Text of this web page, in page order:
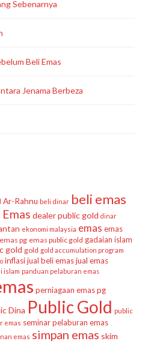
Sebenarnya
Beli Emas
Jenama Berbeza
Ar-Rahnu beli dinar beli emas
dealer public gold dinar
ekonomi malaysia emas emas
emas pg emas public gold gadaian islam
gold gold gold accumulation program
inflasijual beli emasjual emas
islam panduan pelaburan emas
perniagaan emaspg
Dina Public Gold public
emas seminar pelaburan emas
emas simpan emas skim